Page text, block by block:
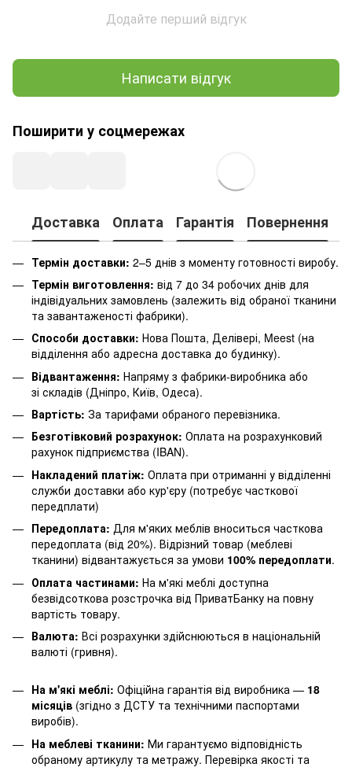
Додайте перший відгук
Написати відгук
Поширити у соцмережах
Доставка Оплата Гарантія Повернення
Термін доставки: 2–5 днів з моменту готовності виробу.
Термін виготовлення: від 7 до 34 робочих днів для
індівідуальних замовлень (залежить від обраної тканини
та завантаженості фабрики).
Способи доставки: Нова Пошта, Делівері, Meest (на
відділення або адресна доставка до будинку).
Відвантаження: Напряму з фабрики-виробника або
зі складів (Дніпро, Київ, Одеса).
Вартість: За тарифами обраного перевізника.
Безготівковий розрахунок: Оплата на розрахунковий
рахунок підприємства (IBAN).
Накладений платіж: Оплата при отриманні у відділенні
служби доставки або кур'єру (потребує часткової
передплати)
Передоплата: Для м'яких меблів вноситься часткова
передоплата (від 20%). Відрізний товар (меблеві
тканини) відвантажується за умови 100% передоплати.
Оплата частинами: На м'які меблі доступна
безвідсоткова розстрочка від ПриватБанку на повну
вартість товару.
Валюта: Всі розрахунки здійснюються в національній
валюті (гривня).
На м'які меблі: Офіційна гарантія від виробника — 18
місяців (згідно з ДСТУ та технічними паспортами
виробів).
На меблеві тканини: Ми гарантуємо відповідність
обраному артикулу та метражу. Перевірка якості та